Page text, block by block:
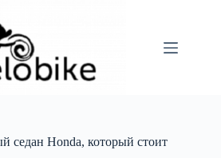
седан Honda, который стоит